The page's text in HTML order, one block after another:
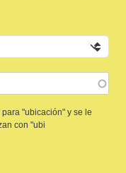
"ubicación" y se le
con "ubi